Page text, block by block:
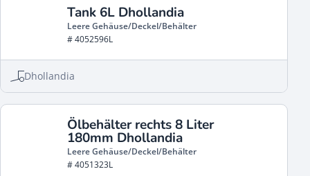
Tank 6L Dhollandia
Leere Gehäuse/Deckel/Behälter
# 4052596L
Dhollandia
Ölbehälter rechts 8 Liter
180mm Dhollandia
Leere Gehäuse/Deckel/Behälter
# 4051323L